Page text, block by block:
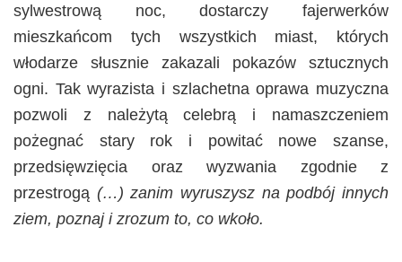
sylwestrową noc, dostarczy fajerwerków
mieszkańcom tych wszystkich miast, których
włodarze słusznie zakazali pokazów sztucznych
ogni. Tak wyrazista i szlachetna oprawa muzyczna
pozwoli z należytą celebrą i namaszczeniem
pożegnać stary rok i powitać nowe szanse,
przedsięwzięcia oraz wyzwania zgodnie z
przestrogą (…) zanim wyruszysz na podbój innych
ziem, poznaj i zrozum to, co wkoło.